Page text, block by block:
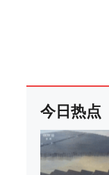
今日热点